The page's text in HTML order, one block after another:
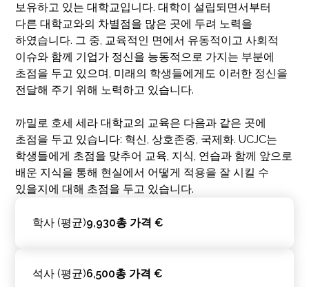
보유하고 있는 대학교입니다. 대학이 설립되면서부터
다른 대학교와의 차별점을 많은 곳에 두려 노력을
하였습니다. 그 중, 교육적인 면에서 유동적이고 사회적
이슈와 함께 기업가 정신을 능동적으로 가지는 부분에
초점을 두고 있으며, 미래의 학생들에게도 이러한 정신을
전달해 주기 위해 노력하고 있습니다.
까밀로 호세 세라 대학교의 교육은 다음과 같은 곳에
초점을 두고 있습니다: 혁신, 상호존중, 국제화. UCJC는
학생들에게 초점을 맞추어 교육, 지식, 연습과 함께 앞으로
배운 지식을 통해 현실에서 어떻게 적용을 잘 시킬 수
있을지에 대해 초점을 두고 있습니다.
학사 (평균)9,930총 가격 €
석사 (평균)6,500총 가격 €